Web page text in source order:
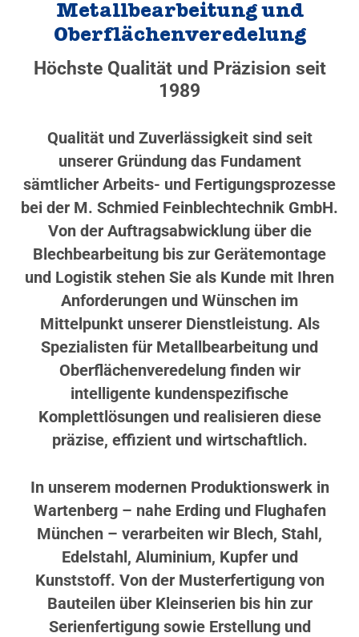
Metallbearbeitung und
Oberflächenveredelung
Höchste Qualität und Präzision seit
1989
Qualität und Zuverlässigkeit sind seit
unserer Gründung das Fundament
sämtlicher Arbeits- und Fertigungsprozesse
bei der M. Schmied Feinblechtechnik GmbH.
Von der Auftragsabwicklung über die
Blechbearbeitung bis zur Gerätemontage
und Logistik stehen Sie als Kunde mit Ihren
Anforderungen und Wünschen im
Mittelpunkt unserer Dienstleistung. Als
Spezialisten für Metallbearbeitung und
Oberflächenveredelung finden wir
intelligente kundenspezifische
Komplettlösungen und realisieren diese
präzise, effizient und wirtschaftlich.
In unserem modernen Produktionswerk in
Wartenberg – nahe Erding und Flughafen
München – verarbeiten wir Blech, Stahl,
Edelstahl, Aluminium, Kupfer und
Kunststoff. Von der Musterfertigung von
Bauteilen über Kleinserien bis hin zur
Serienfertigung sowie Erstellung und